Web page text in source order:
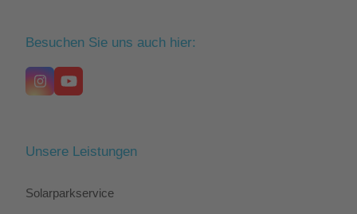
Besuchen Sie uns auch hier:
Instagram
YouTube
Unsere Leistungen
Solarparkservice